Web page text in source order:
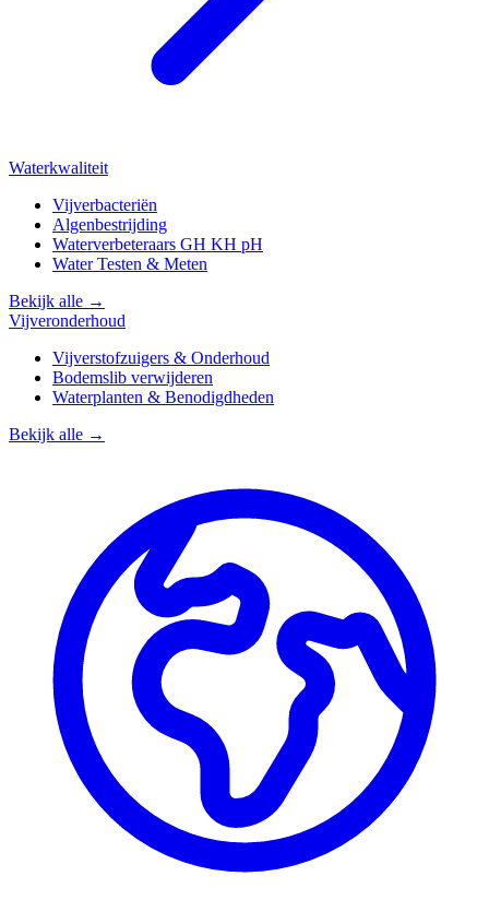
Waterkwaliteit
Vijverbacteriën
Algenbestrijding
Waterverbeteraars GH KH pH
Water Testen & Meten
Bekijk alle →
Vijveronderhoud
Vijverstofzuigers & Onderhoud
Bodemslib verwijderen
Waterplanten & Benodigdheden
Bekijk alle →